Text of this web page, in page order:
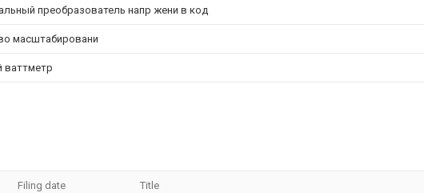
преобразователь напр жени в код
масштабировани
Filing date Title